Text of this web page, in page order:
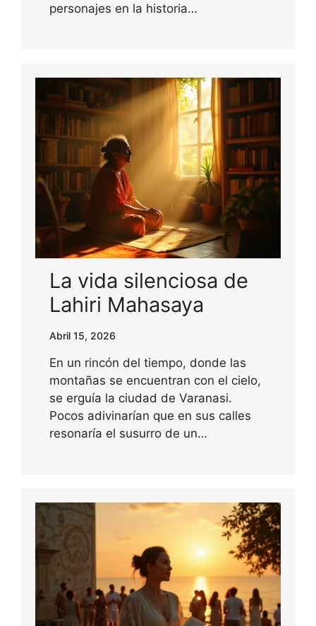
personajes en la historia…
La vida silenciosa de
Lahiri Mahasaya
Abril 15, 2026
En un rincón del tiempo, donde las
montañas se encuentran con el cielo,
se erguía la ciudad de Varanasi.
Pocos adivinarían que en sus calles
resonaría el susurro de un…